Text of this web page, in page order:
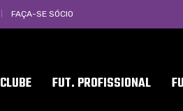
FAÇA-SE SÓCIO
CLUBE FUT. PROFISSIONAL